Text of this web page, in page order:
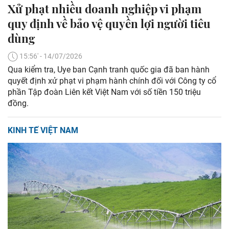
Xử phạt nhiều doanh nghiệp vi phạm
quy định về bảo vệ quyền lợi người tiêu
dùng
15:56' - 14/07/2026
Qua kiểm tra, Uye ban Cạnh tranh quốc gia đã ban hành
quyết định xử phạt vi phạm hành chính đối với Công ty cổ
phần Tập đoàn Liên kết Việt Nam với số tiền 150 triệu
đồng.
KINH TẾ VIỆT NAM